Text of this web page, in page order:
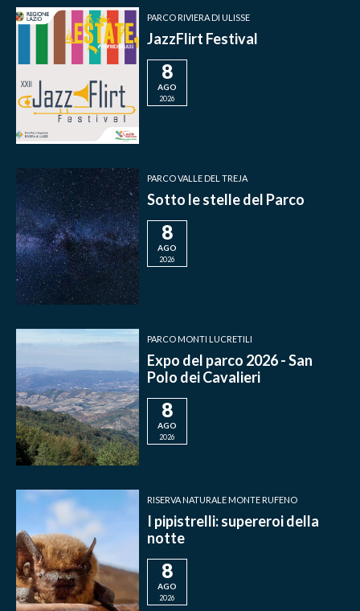
PARCO RIVIERA DI ULISSE
JazzFlirt Festival
8
AGO
2026
PARCO VALLE DEL TREJA
Sotto le stelle del Parco
8
AGO
2026
PARCO MONTI LUCRETILI
Expo del parco 2026 - San
Polo dei Cavalieri
8
AGO
2026
RISERVA NATURALE MONTE RUFENO
I pipistrelli: supereroi della
notte
8
AGO
2026